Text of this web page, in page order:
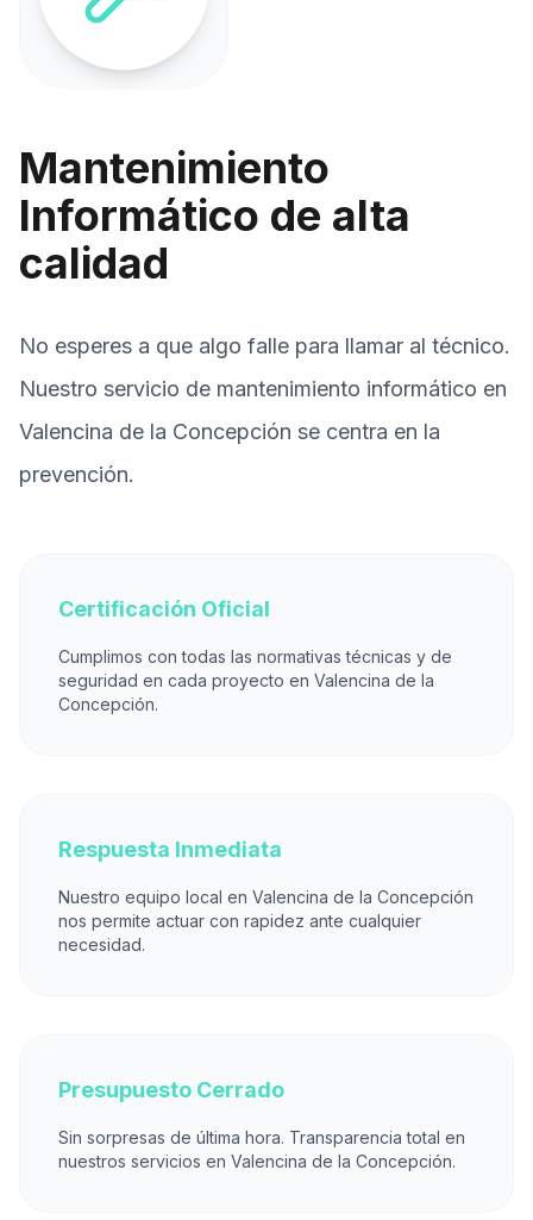
Mantenimiento
Informático de alta
calidad
No esperes a que algo falle para llamar al técnico.
Nuestro servicio de mantenimiento informático en
Valencina de la Concepción se centra en la
prevención.
Certificación Oficial
Cumplimos con todas las normativas técnicas y de
seguridad en cada proyecto en Valencina de la
Concepción.
Respuesta Inmediata
Nuestro equipo local en Valencina de la Concepción
nos permite actuar con rapidez ante cualquier
necesidad.
Presupuesto Cerrado
Sin sorpresas de última hora. Transparencia total en
nuestros servicios en Valencina de la Concepción.